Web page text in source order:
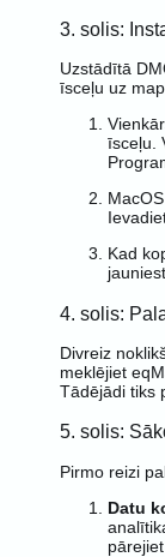
3. solis:
Uzstādītā
īsceļu uz
īsceļu.
Kad
4. solis:
Divreiz
meklējiet
Tādējādi tiks
5. solis:
Pirmo reizi
Datu